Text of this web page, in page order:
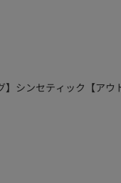
】シンセティック【アウ